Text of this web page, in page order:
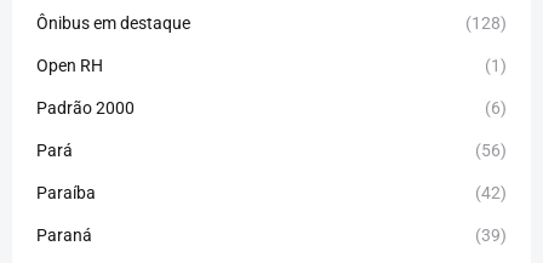
Ônibus em destaque (128)
Open RH (1)
Padrão 2000 (6)
Pará (56)
Paraíba (42)
Paraná (39)